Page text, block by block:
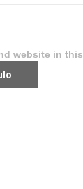
website in